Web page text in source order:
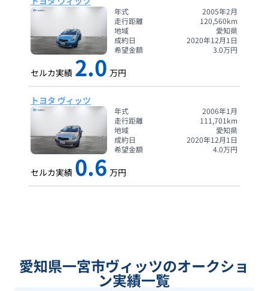
年式
2005年2月
走行距離
120,560km
地域
愛知県
成約日
2020年12月1日
希望金額
3.0万円
セルカ実績 2.0 万円
トヨタ ヴィッツ
年式
2006年1月
走行距離
111,701 km
地域
愛知県
成約日
2020年12月1日
希望金額
4.0万円
セルカ実績 0.6 万円
愛知県一宮市ヴィッツのオークショ
ン実績一覧